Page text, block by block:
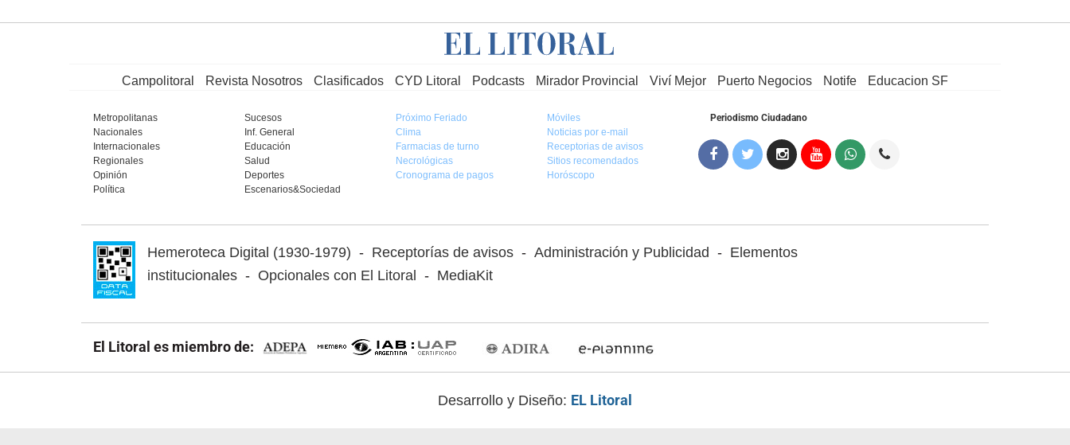
Campolitoral Revista Nosotros Clasificados CYD Litoral Podcasts Mirador Provincial Viví Mejor Puerto Negocios Notife Educacion SF
Metropolitanas
Nacionales
Internacionales
Regionales
Opinión
Política
Sucesos
Inf. General
Educación
Salud
Deportes
Escenarios&Sociedad
Próximo Feriado
Clima
Farmacias de turno
Necrológicas
Cronograma de pagos
Móviles
Noticias por e-mail
Receptorias de avisos
Sitios recomendados
Horóscopo
Periodismo Ciudadano
Hemeroteca Digital (1930-1979) - Receptorías de avisos - Administración y Publicidad - Elementos
institucionales - Opcionales con El Litoral - MediaKit
El Litoral es miembro de:
Desarrollo y Diseño: EL Litoral